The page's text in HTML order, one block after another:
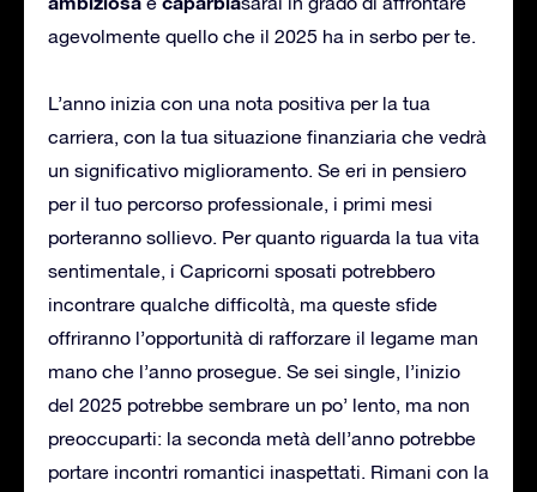
agevolmente quello che il 2025 ha in serbo per te.
L’anno inizia con una nota positiva per la tua
carriera, con la tua situazione finanziaria che vedrà
un significativo miglioramento. Se eri in pensiero
per il tuo percorso professionale, i primi mesi
porteranno sollievo. Per quanto riguarda la tua vita
sentimentale, i Capricorni sposati potrebbero
incontrare qualche difficoltà, ma queste sfide
offriranno l’opportunità di rafforzare il legame man
mano che l’anno prosegue. Se sei single, l’inizio
del 2025 potrebbe sembrare un po’ lento, ma non
preoccuparti: la seconda metà dell’anno potrebbe
portare incontri romantici inaspettati. Rimani con la